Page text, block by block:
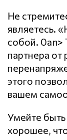
Не
являетесь.
собой. 0an>
партнера от
этого
вашем
Умейте
хорошее,